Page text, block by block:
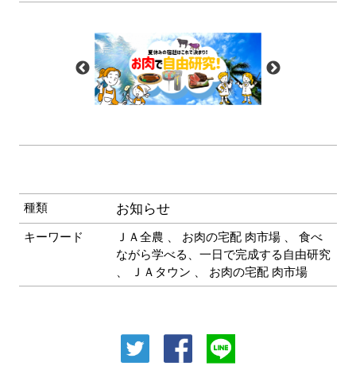
種類 お知らせ
キーワード ＪＡ全農 、 お肉の宅配 肉市場 、食べ
ながら学べる、一日で完成する自由研究
、
ＪＡタウン 、 お肉の宅配 肉市場